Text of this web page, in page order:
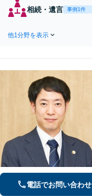
相続・遺言 事例1件
他1分野を表示
電話でお問い合わせ